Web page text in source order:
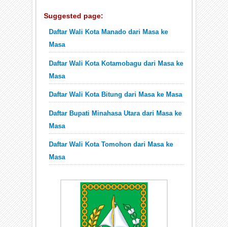
Suggested page:
Daftar Wali Kota Manado dari Masa ke
Masa
Daftar Wali Kota Kotamobagu dari Masa ke
Masa
Daftar Wali Kota Bitung dari Masa ke Masa
Daftar Bupati Minahasa Utara dari Masa ke
Masa
Daftar Wali Kota Tomohon dari Masa ke
Masa